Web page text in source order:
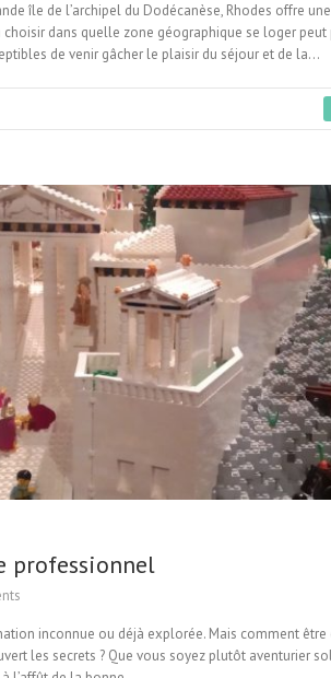
île de l’archipel du Dodécanèse, Rhodes offre
choisir dans quelle zone géographique se loger
de venir gâcher le plaisir du séjour et de la…
professionnel
inconnue ou déjà explorée. Mais comment être
les secrets ? Que vous soyez plutôt aventurier